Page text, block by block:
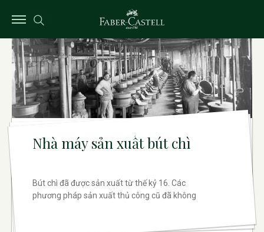
Nhà máy sản xuất bút chì
Bút chì đã được sản xuất từ ​​thế kỷ 16. Các
phương pháp sản xuất thủ công cũ đã không